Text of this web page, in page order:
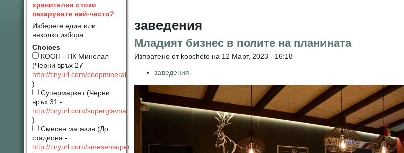
хранителни стоки
пазарувате най-често?
Изберете един или
няколко избора.
Choices
КООП - ПК Минелал
(Черни връх 27 -
http://tinyurl.com/coopmineral
)
Супермаркет (Черни
връх 31 -
http://tinyurl.com/superglavna
)
Смесен магазин (До
стадиона -
http://tinyurl.com/smesensuper
заведения
Младият бизнес в полите на планината
Изпратено от kopcheto на 12 Март, 2023 - 16:18
заведения